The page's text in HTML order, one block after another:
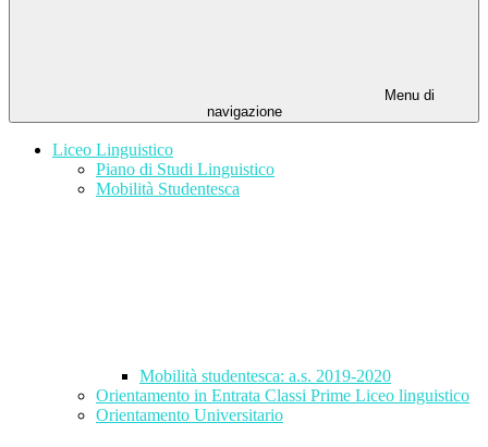
Menu di
navigazione
Liceo Linguistico
Piano di Studi Linguistico
Mobilità Studentesca
Mobilità studentesca: a.s. 2019-2020
Orientamento in Entrata Classi Prime Liceo linguistico
Orientamento Universitario